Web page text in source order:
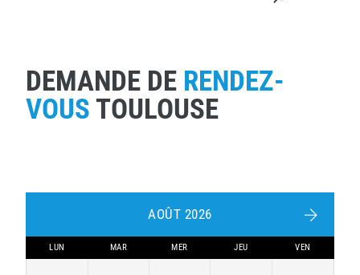
DEMANDE DE RENDEZ-
VOUS TOULOUSE
AOÛT 2026
LUN MAR MER JEU VEN